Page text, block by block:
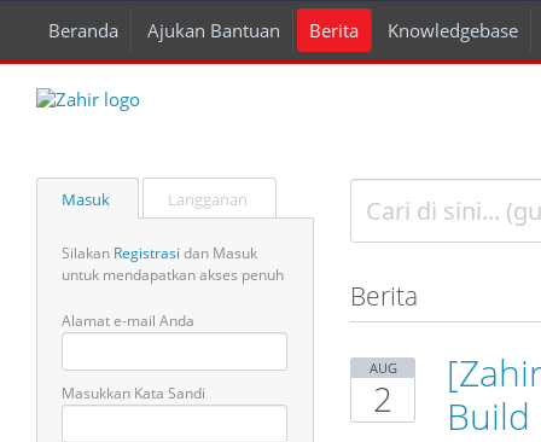
Beranda Ajukan Bantuan Berita Knowledgebase
Masuk Langganan
Silakan Registrasi dan Masuk
untuk mendapatkan akses penuh
Alamat e-mail Anda
Masukkan Kata Sandi
Berita
AUG
2
Build